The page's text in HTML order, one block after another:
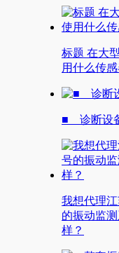
标题 在大
用什么传感
■ 诊断设
我想代理
的振动监
样？